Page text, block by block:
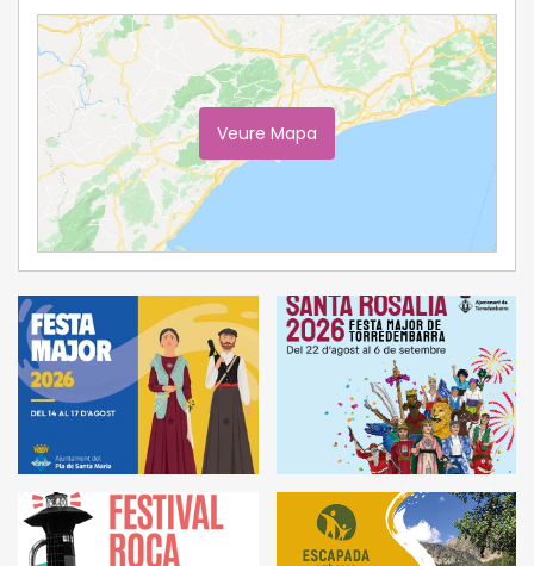
Veure Mapa